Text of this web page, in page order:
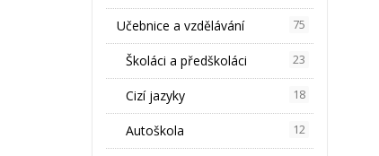
Učebnice a vzdělávání 75
Školáci a předškoláci 23
Cizí jazyky 18
Autoškola 12